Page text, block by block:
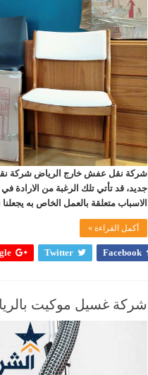
شركة نقل عفش خارج الرياض شركة نقل
جديد، قد تأتي تلك الرغبة من الارادة
الاسباب متعلقة بالعمل الخاص به
أكمل القراءة »
Facebook
Twitter
+
شركة غسيل موكيت